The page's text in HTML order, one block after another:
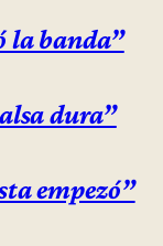
la banda”
dura”
empezó”